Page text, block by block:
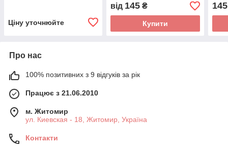
Ціну уточнюйте
від 145₴
Купити
145
Про нас
100% позитивних з 9 відгуків за рік
Працює з 21.06.2010
м. Житомир
ул. Киевская - 18, Житомир, Україна
Контакти